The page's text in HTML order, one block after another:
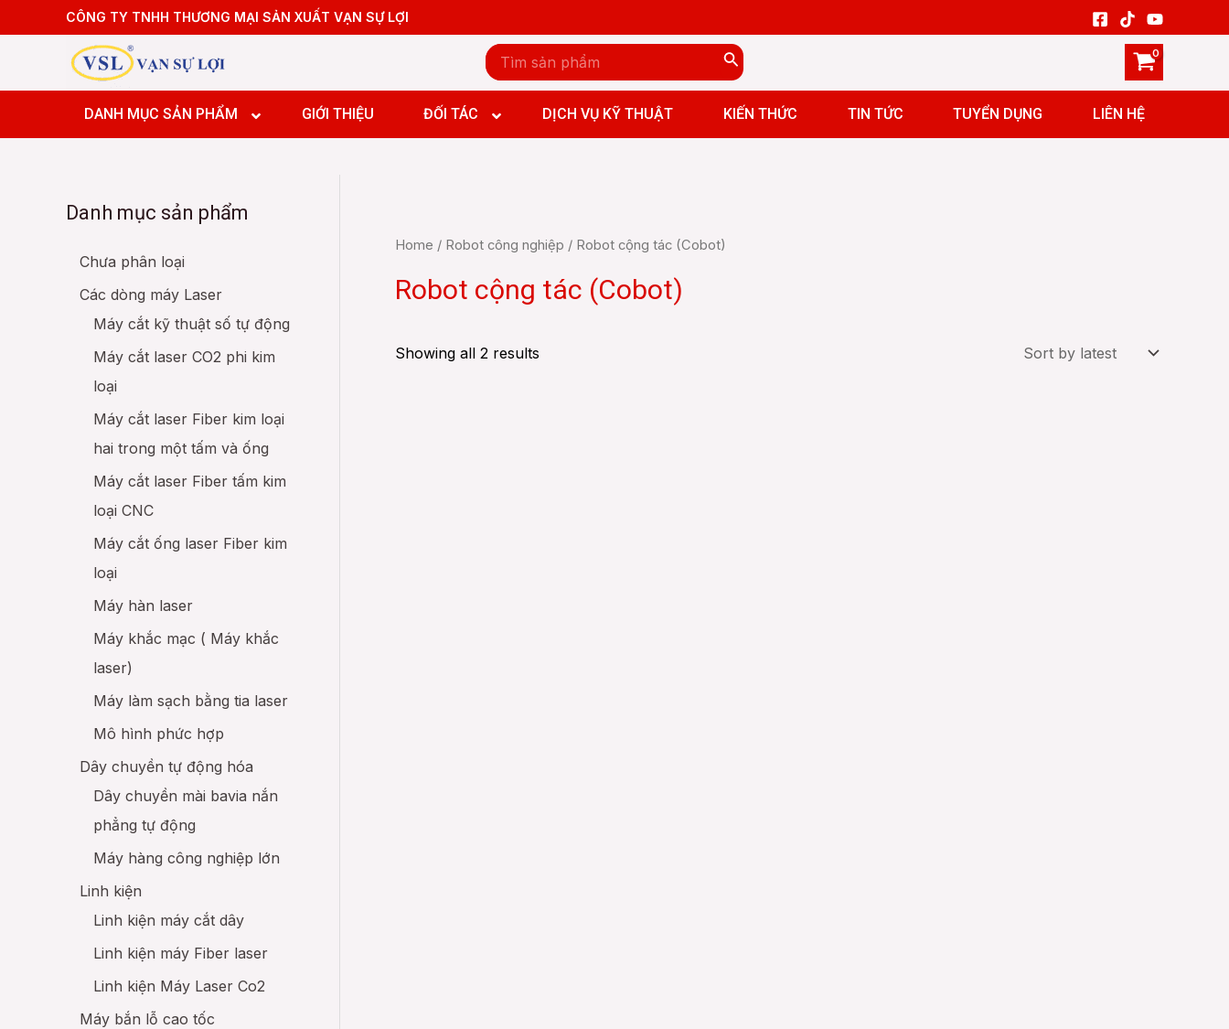
to
CÔNG TY TNHH THƯƠNG MẠI SẢN XUẤT VẠN SỰ LỢI
Search
for:
DANH MỤC SẢN PHẨM
Robot bốc xếp 4 trục
Robot hàn 6 trục
GIỚI THIỆU ĐỐI TÁC DỊCH VỤ KỸ THUẬT KIẾN THỨC TIN TỨC TUYỂN DỤNG LIÊN HỆ
Robot cộng tác (Cobot)
Danh mục sản phẩm
Chưa phân loại
Các dòng máy Laser
Máy cắt kỹ thuật số tự động
Máy cắt laser CO2 phi kim
loại
Máy cắt laser Fiber kim loại
hai trong một tấm và ống
Máy cắt laser Fiber tấm kim
loại CNC
Máy cắt ống laser Fiber kim
loại
Máy hàn laser
Máy khắc mạc ( Máy khắc
laser)
Máy làm sạch bằng tia laser
Mô hình phức hợp
Dây chuyền tự động hóa
Dây chuyền mài bavia nắn
phẳng tự động
Máy hàng công nghiệp lớn
Linh kiện
Linh kiện máy cắt dây
Linh kiện máy Fiber laser
Linh kiện Máy Laser Co2
Máy bắn lỗ cao tốc
Home / Robot công nghiệp / Robot cộng tác (Cobot)
Robot cộng tác (Cobot)
Showing all 2 results